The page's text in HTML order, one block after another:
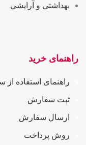
بهداشتی و آرایشی
راهنمای خرید
راهنمای استفاده از
ثبت سفارش
ارسال سفارش
روش پرداخت